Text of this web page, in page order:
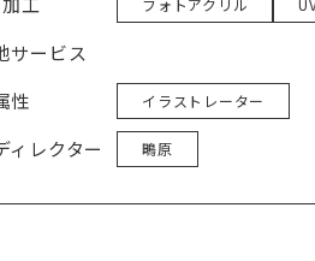
フォトアクリル
サービス
性
イラストレーター
ィレクター 鴫原